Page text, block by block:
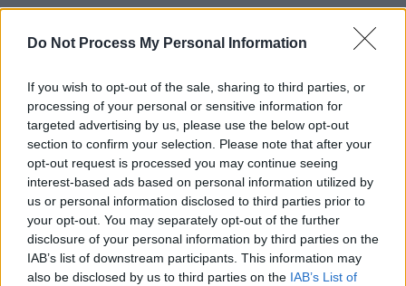
Do Not Process My Personal Information
If you wish to opt-out of the sale, sharing to third parties, or
processing of your personal or sensitive information for
targeted advertising by us, please use the below opt-out
section to confirm your selection. Please note that after your
opt-out request is processed you may continue seeing
interest-based ads based on personal information utilized by
us or personal information disclosed to third parties prior to
your opt-out. You may separately opt-out of the further
disclosure of your personal information by third parties on the
IAB’s list of downstream participants. This information may
also be disclosed by us to third parties on the IAB’s List of